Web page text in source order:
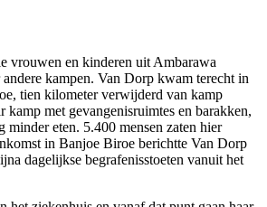
vrouwen en kinderen uit Ambarawa
kampen. Van Dorp kwam terecht in
tien kilometer verwijderd van kamp
met gevangenisruimtes en barakken,
minder eten. 5.400 mensen zaten hier
in Banjoe Biroe berichtte Van Dorp
dagelijkse begrafenisstoeten vanuit het